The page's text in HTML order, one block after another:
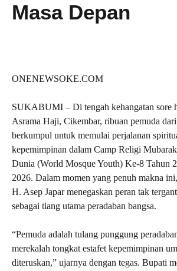
Masa Depan
ONENEWSOKE.COM
SUKABUMI – Di tengah kehangatan sore
Asrama Haji, Cikembar, ribuan pemuda
berkumpul untuk memulai perjalanan
kepemimpinan dalam Camp Religi
Dunia (World Mosque Youth) Ke-8 Tahun
2026. Dalam momen yang penuh makna
H. Asep Japar menegaskan peran tak
sebagai tiang utama peradaban bangsa.
“Pemuda adalah tulang punggung
merekalah tongkat estafet kepemimpinan
diteruskan,” ujarnya dengan tegas. Bupati